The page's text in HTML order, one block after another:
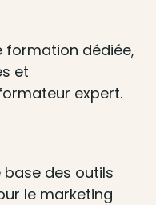
formation dédiée,
et
expert.
des outils
le marketing